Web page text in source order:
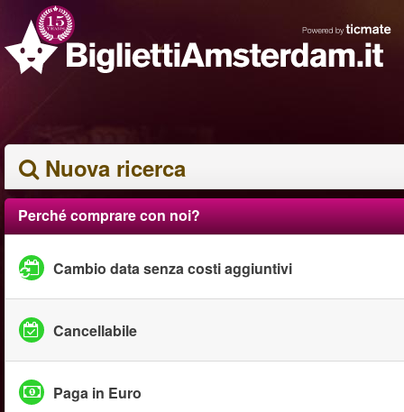
Nuova ricerca
Perché comprare con noi?
Cambio data senza costi aggiuntivi
Cancellabile
Paga in Euro